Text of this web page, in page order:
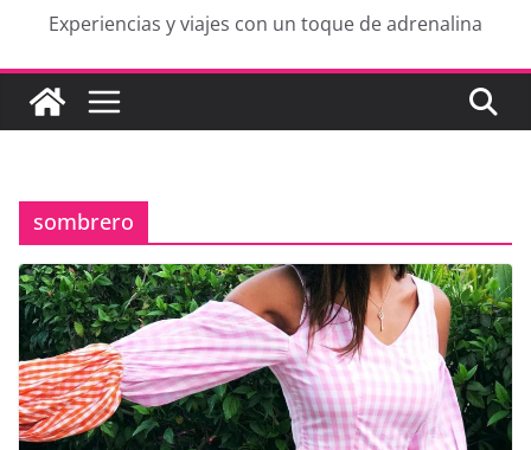
Experiencias y viajes con un toque de adrenalina
sombrero